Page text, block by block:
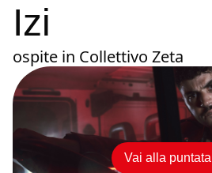
Izi
ospite in Collettivo Zeta
Vai alla puntata